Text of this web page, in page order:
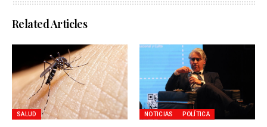
Related Articles
SALUD NOTICIAS POLÍTICA